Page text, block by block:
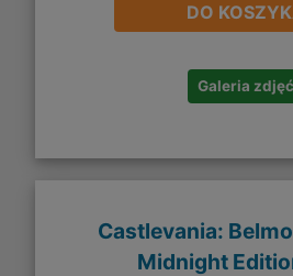
DO
Galeria zdjęć
Castlevania:
Midnight